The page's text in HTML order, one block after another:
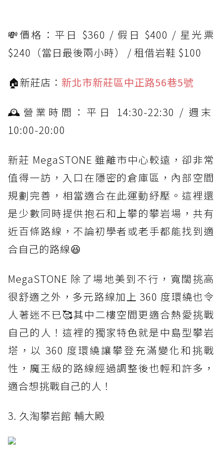
💸價格：平日 $360 / 假日 $400 / 星光票
$240（當日最後兩小時） / 租借岩鞋 $100
🏠新莊店： 新北市新莊區中正路56巷5號
🕰️營業時間：平日 14:30-22:30 / 週末
10:00-20:00
新莊 MegaSTONE 雖離市中心較遠，卻非常
值得一訪，入口在隱密的倉庫區，內部空間
規劃完善，相當適合在此運動紓壓。這裡還
是少數同時提供抱石和上攀的攀岩場，共有
近百條路線，不論初學者或老手都能找到適
合自己的路線😆
MegaSTONE 除了場地美到不行，寬闊挑高
很舒適之外，多元路線加上 360 度環繞也令
人著迷不已🥰其中二樓空間更適合熱愛挑戰
自己的人！這裡的獨家特色就是中島型攀岩
塔，以 360 度環繞讓攀登充滿變化和挑戰
性，魔王級的路線經過調整後也輕和許多，
適合想挑戰自己的人！
3. 久淘攀岩館 輔大殿